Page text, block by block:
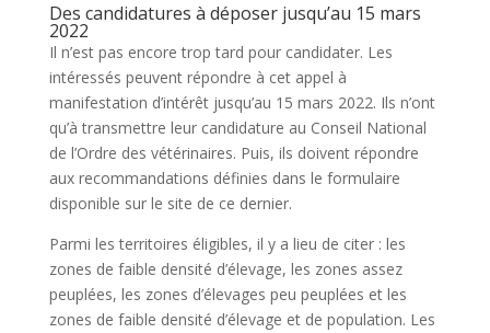
Des candidatures à déposer jusqu’au 15 mars
2022
Il n’est pas encore trop tard pour candidater. Les
intéressés peuvent répondre à cet appel à
manifestation d’intérêt jusqu’au 15 mars 2022. Ils n’ont
qu’à transmettre leur candidature au Conseil National
de l’Ordre des vétérinaires. Puis, ils doivent répondre
aux recommandations définies dans le formulaire
disponible sur le site de ce dernier.
Parmi les territoires éligibles, il y a lieu de citer : les
zones de faible densité d’élevage, les zones assez
peuplées, les zones d’élevages peu peuplées et les
zones de faible densité d’élevage et de population. Les